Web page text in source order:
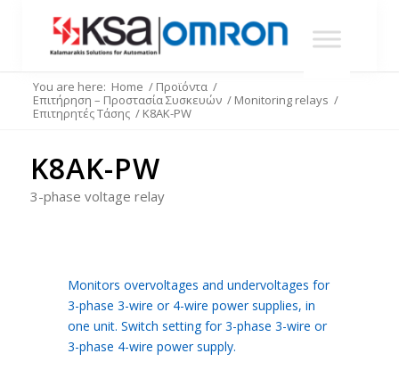
You are here: Home / Προϊόντα /
Επιτήρηση – Προστασία Συσκευών / Monitoring relays /
Επιτηρητές Τάσης / K8AK-PW
K8AK-PW
3-phase voltage relay
Monitors overvoltages and undervoltages for
3-phase 3-wire or 4-wire power supplies, in
one unit. Switch setting for 3-phase 3-wire or
3-phase 4-wire power supply.